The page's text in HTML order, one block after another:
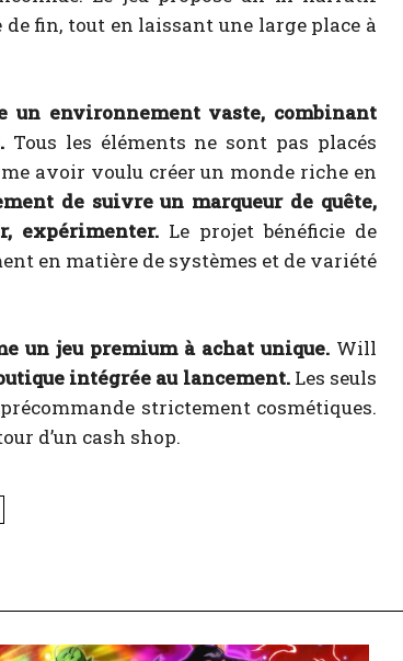
fin, tout en laissant une large place à
un environnement vaste, combinant
Tous les éléments ne sont pas placés
avoir voulu créer un monde riche en
de suivre un marqueur de quête,
expérimenter. Le projet bénéficie de
en matière de systèmes et de variété
un jeu premium à achat unique. Will
intégrée au lancement.Les seuls
strictement cosmétiques.
d’un cash shop.